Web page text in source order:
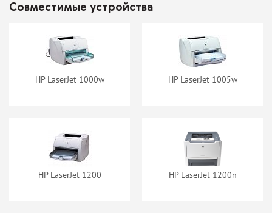
нет в наличии
нет в наличии
Совместимые устройства
HP LaserJet 1000w HP LaserJet 1005w
HP LaserJet 1200 HP LaserJet 1200n